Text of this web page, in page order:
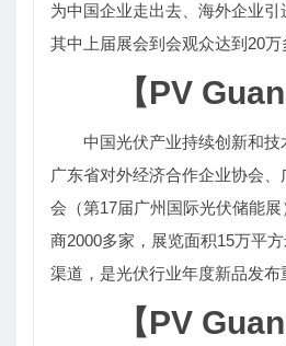
为中国企业走出去、海外企业
其中上届展会到会观众达到20万
【PV
中国光伏产业持续创新和
广东省对外经济合作企业协会
会（第17届广州国际光伏储能
商2000多家，展览面积15万平
渠道，是光伏行业年度新品发布
【PV